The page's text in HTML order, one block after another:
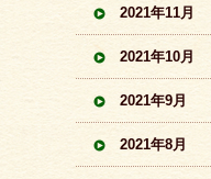
2021年11月
2021年10月
2021年9月
2021年8月